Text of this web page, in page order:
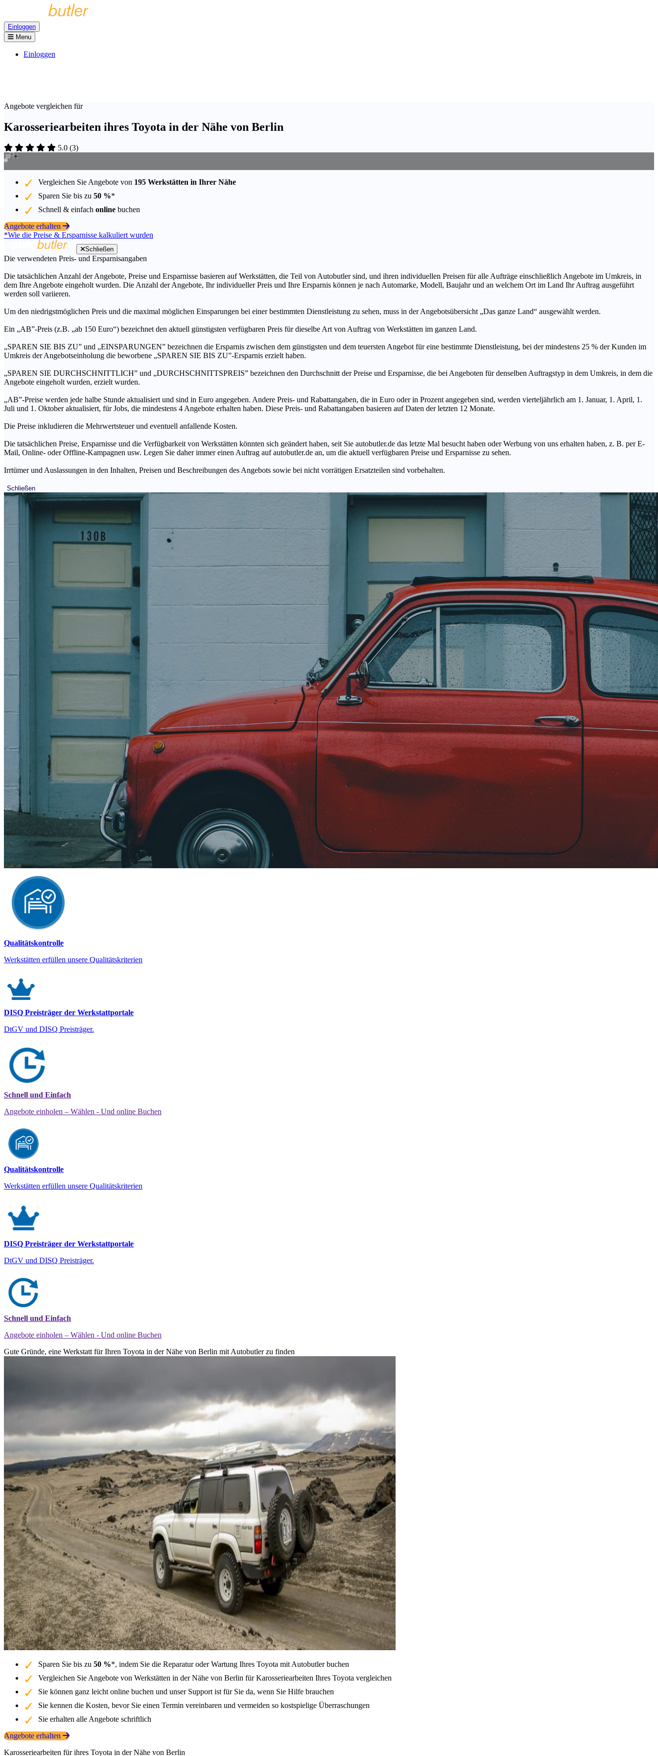
Einloggen
Menu
Einloggen
Angebote vergleichen für
Karosseriearbeiten ihres Toyota in der Nähe von Berlin
5.0 (3)
Vergleichen Sie Angebote von 195 Werkstätten in Ihrer Nähe
Sparen Sie bis zu 50 %*
Schnell & einfach online buchen
Angebote erhalten
*Wie die Preise & Ersparnisse kalkuliert wurden
Schließen
Die verwendeten Preis- und Ersparnisangaben
Die tatsächlichen Anzahl der Angebote, Preise und Ersparnisse basieren auf Werkstätten, die Teil von Autobutler sind, und ihren individuellen Preisen für alle Aufträge einschließlich Angebote im Umkreis, in
dem Ihre Angebote eingeholt wurden. Die Anzahl der Angebote, Ihr individueller Preis und Ihre Ersparnis können je nach Automarke, Modell, Baujahr und an welchem Ort im Land Ihr Auftrag ausgeführt
werden soll variieren.
Um den niedrigstmöglichen Preis und die maximal möglichen Einsparungen bei einer bestimmten Dienstleistung zu sehen, muss in der Angebotsübersicht „Das ganze Land“ ausgewählt werden.
Ein „AB”-Preis (z.B. „ab 150 Euro“) bezeichnet den aktuell günstigsten verfügbaren Preis für dieselbe Art von Auftrag von Werkstätten im ganzen Land.
„SPAREN SIE BIS ZU” und „EINSPARUNGEN” bezeichnen die Ersparnis zwischen dem günstigsten und dem teuersten Angebot für eine bestimmte Dienstleistung, bei der mindestens 25 % der Kunden im
Umkreis der Angebotseinholung die beworbene „SPAREN SIE BIS ZU”-Ersparnis erzielt haben.
„SPAREN SIE DURCHSCHNITTLICH” und „DURCHSCHNITTSPREIS” bezeichnen den Durchschnitt der Preise und Ersparnisse, die bei Angeboten für denselben Auftragstyp in dem Umkreis, in dem die
Angebote eingeholt wurden, erzielt wurden.
„AB”-Preise werden jede halbe Stunde aktualisiert und sind in Euro angegeben. Andere Preis- und Rabattangaben, die in Euro oder in Prozent angegeben sind, werden vierteljährlich am 1. Januar, 1. April, 1.
Juli und 1. Oktober aktualisiert, für Jobs, die mindestens 4 Angebote erhalten haben. Diese Preis- und Rabattangaben basieren auf Daten der letzten 12 Monate.
Die Preise inkludieren die Mehrwertsteuer und eventuell anfallende Kosten.
Die tatsächlichen Preise, Ersparnisse und die Verfügbarkeit von Werkstätten könnten sich geändert haben, seit Sie autobutler.de das letzte Mal besucht haben oder Werbung von uns erhalten haben, z. B. per E-
Mail, Online- oder Offline-Kampagnen usw. Legen Sie daher immer einen Auftrag auf autobutler.de an, um die aktuell verfügbaren Preise und Ersparnisse zu sehen.
Irrtümer und Auslassungen in den Inhalten, Preisen und Beschreibungen des Angebots sowie bei nicht vorrätigen Ersatzteilen sind vorbehalten.
Schließen
Qualitätskontrolle
Werkstätten erfüllen unsere Qualitätskriterien
DISQ Preisträger der Werkstattportale
DtGV und DISQ Preisträger.
Schnell und Einfach
Angebote einholen – Wählen - Und online Buchen
Qualitätskontrolle
Werkstätten erfüllen unsere Qualitätskriterien
DISQ Preisträger der Werkstattportale
DtGV und DISQ Preisträger.
Schnell und Einfach
Angebote einholen – Wählen - Und online Buchen
Gute Gründe, eine Werkstatt für Ihren Toyota in der Nähe von Berlin mit Autobutler zu finden
Sparen Sie bis zu 50 %*, indem Sie die Reparatur oder Wartung Ihres Toyota mit Autobutler buchen
Vergleichen Sie Angebote von Werkstätten in der Nähe von Berlin für Karosseriearbeiten Ihres Toyota vergleichen
Sie können ganz leicht online buchen und unser Support ist für Sie da, wenn Sie Hilfe brauchen
Sie kennen die Kosten, bevor Sie einen Termin vereinbaren und vermeiden so kostspielige Überraschungen
Sie erhalten alle Angebote schriftlich
Angebote erhalten
Karosseriearbeiten für ihres Toyota in der Nähe von Berlin